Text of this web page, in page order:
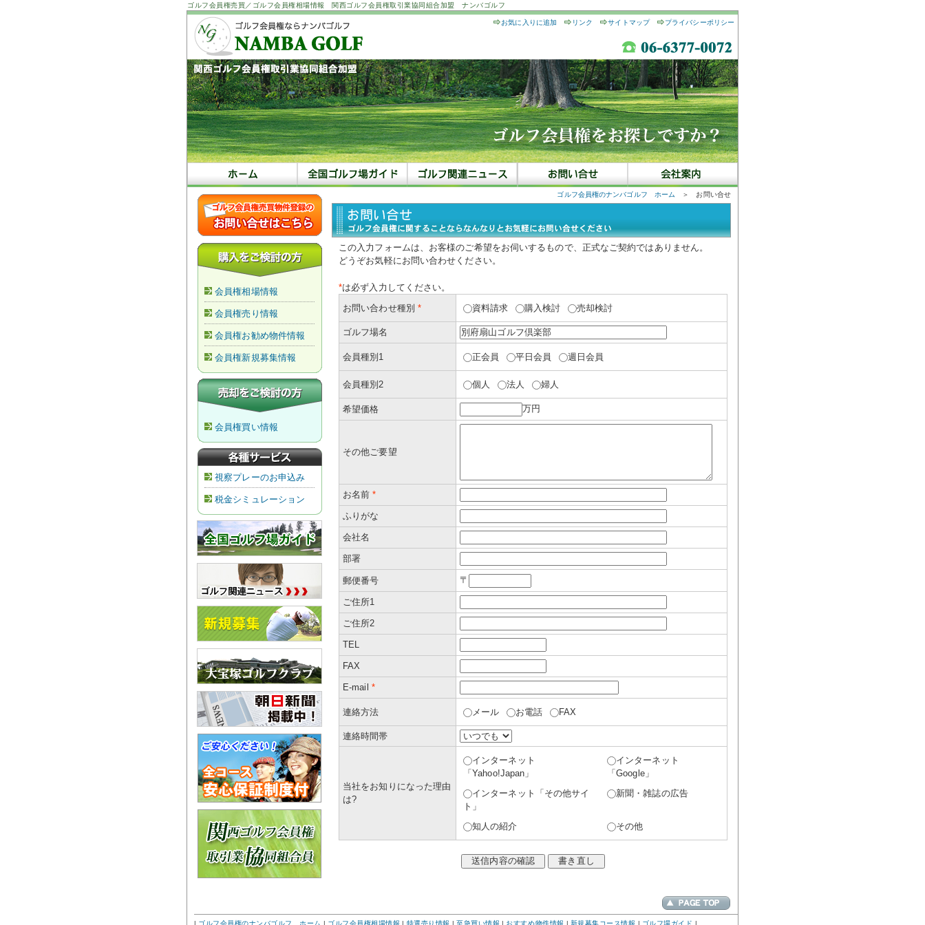
ゴルフ会員権売買／ゴルフ会員権相場情報 関西ゴルフ会員権取引業協同組合加盟 ナンバゴルフ
お気に入りに追加 リンク サイトマップ プライバシーポリシー
会員権相場情報
会員権売り情報
会員権お勧め物件情報
会員権新規募集情報
会員権買い情報
視察プレーのお申込み
税金シミュレーション
ゴルフ会員権のナンバゴルフ ホーム ＞ お問い合せ
この入力フォームは、お客様のご希望をお伺いするもので、正式なご契約ではありません。
どうぞお気軽にお問い合わせください。
*は必ず入力してください。
お問い合わせ種別 * 資料請求 購入検討 売却検討
ゴルフ場名
会員種別1 正会員 平日会員 週日会員
会員種別2 個人 法人 婦人
希望価格 万円
その他ご要望
お名前 *
ふりがな
会社名
部署
郵便番号 〒
ご住所1
ご住所2
TEL
FAX
E-mail *
連絡方法 メール お電話 FAX
連絡時間帯
当社をお知りになった理由
は?
インターネット
「Yahoo!Japan」
インターネット
「Google」
インターネット「その他サイ
ト」
新聞・雑誌の広告
知人の紹介 その他
| ゴルフ会員権のナンバゴルフ ホーム | ゴルフ会員権相場情報 | 特選売り情報 |至急買い情報 | おすすめ物件情報 | 新規募集コース情報 | ゴルフ場ガイド |